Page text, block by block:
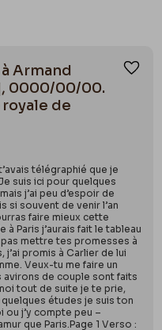
Armand
0000/00/00.
de
télégraphié que je
suis ici pour quelques
j’ai peu d’espoir de
si souvent de venir l’an
faire mieux cette
à Paris j’aurais fait le tableau
mettre tes promesses à
promis à Carlier de lui
Veux-tu me faire un
avirons de couple sont faits
tout de suite je te prie,
études je suis ton
ou j’y compte peu –
que Paris.Page 1 Verso :